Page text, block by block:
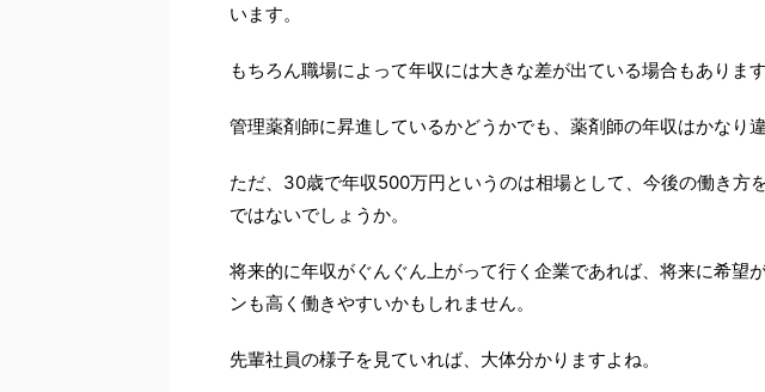
います。
もちろん職場によって年収には大きな差が出ている場合もあります
管理薬剤師に昇進しているかどうかでも、薬剤師の年収はかなり
ただ、30歳で年収500万円というのは相場として、今後の働き方
ではないでしょうか。
将来的に年収がぐんぐん上がって行く企業であれば、将来に希望
ンも高く働きやすいかもしれません。
先輩社員の様子を見ていれば、大体分かりますよね。